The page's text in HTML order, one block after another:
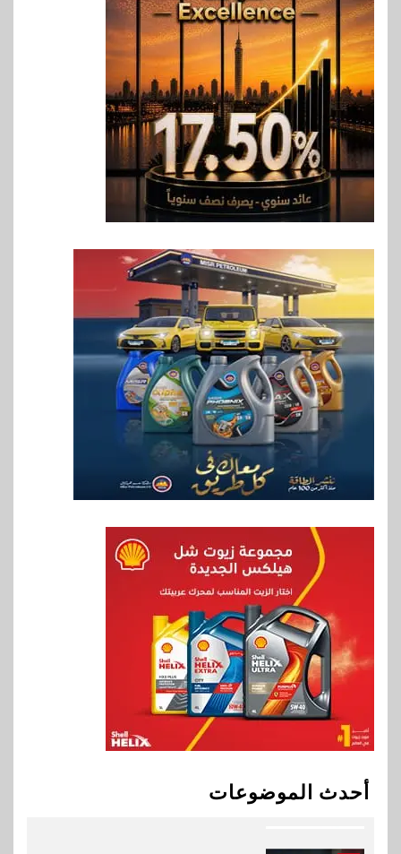
أحدث الموضوعات
6
اقتصاد
رئيس مجلس القضاء الأعلى يوقّع
بروتوكول تعاون مع البريد لتقديم
خدمة الإعلان الإلكتروني المسجل
7 اخبار
RAKICT تعلن عن شراكة
استراتيجية مع MCS لإطلاق
محفظة التدريب الرسمية
لكاسبرسكي
8
بنك الإسكندرية يطلق الحساب
الجاري “ابدأ” اليومي
اخبار سيارات
شبكة لشحن المركبات الكهربائية
في مصر
10
بنوك
رئيسًا تنفيذيًا للمعاملات المصرفية